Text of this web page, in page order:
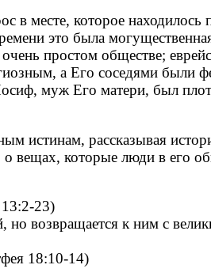
в месте, которое находилось
это была
простом обществе;
а Его соседями были
муж Его матери, был
истинам, рассказывая
вещах, которые люди в его
13:2-23)
но возвращается к ним с
18:10-14)